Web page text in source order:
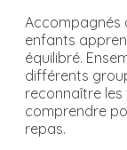
Accompagnés
enfants
équilibré.
différents
reconnaître
comprendre
repas.